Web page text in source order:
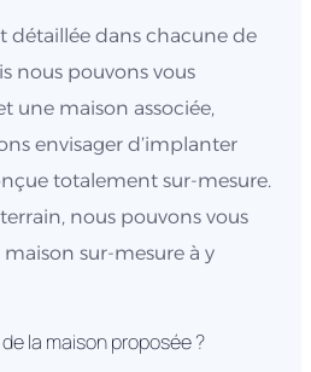
détaillée dans chacune de
nous pouvons vous
une maison associée,
envisager d’implanter
totalement sur-mesure.
nous pouvons vous
sur-mesure à y
la maison proposée ?